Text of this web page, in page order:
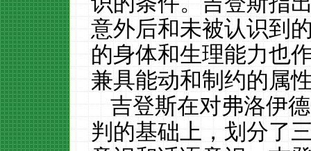
意外后和未被认识到
的身体和生理能力也
兼具能动和制约的属
吉登斯在对弗洛伊
判的基础上，划分了